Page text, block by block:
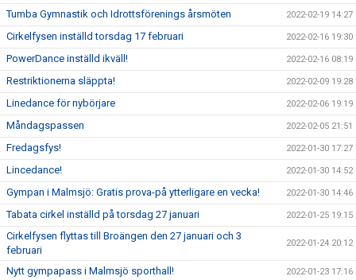
Tumba Gymnastik och Idrottsförenings årsmöten 2022-02-19 14:27
Cirkelfysen inställd torsdag 17 februari 2022-02-16 19:30
PowerDance inställd ikväll! 2022-02-16 08:19
Restriktionerna släppta! 2022-02-09 19:28
Linedance för nybörjare 2022-02-06 19:19
Måndagspassen 2022-02-05 21:51
Fredagsfys! 2022-01-30 17:27
Lincedance! 2022-01-30 14:52
Gympan i Malmsjö: Gratis prova-på ytterligare en vecka! 2022-01-30 14:46
Tabata cirkel inställd på torsdag 27 januari 2022-01-25 19:15
Cirkelfysen flyttas till Broängen den 27 januari och 3
februari
2022-01-24 20:12
Nytt gympapass i Malmsjö sporthall! 2022-01-23 17:16